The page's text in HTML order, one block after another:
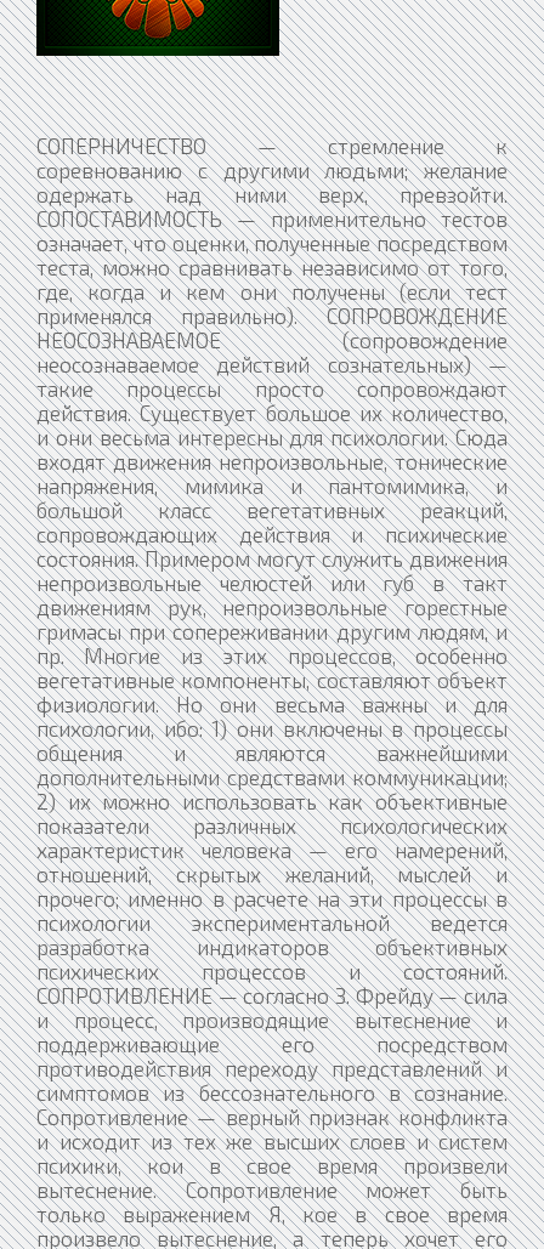
СОПЕРНИЧЕСТВО — стремление к соревнованию с другими людьми; желание одержать над ними верх, превзойти. СОПОСТАВИМОСТЬ — применительно тестов означает, что оценки, полученные посредством теста, можно сравнивать независимо от того, где, когда и кем они получены (если тест применялся правильно). СОПРОВОЖДЕНИЕ НЕОСОЗНАВАЕМОЕ (сопровождение неосознаваемое действий сознательных) — такие процессы просто сопровождают действия. Существует большое их количество, и они весьма интересны для психологии. Сюда входят движения непроизвольные, тонические напряжения, мимика и пантомимика, и большой класс вегетативных реакций, сопровождающих действия и психические состояния. Примером могут служить движения непроизвольные челюстей или губ в такт движениям рук, непроизвольные горестные гримасы при сопереживании другим людям, и пр. Многие из этих процессов, особенно вегетативные компоненты, составляют объект физиологии. Но они весьма важны и для психологии, ибо: 1) они включены в процессы общения и являются важнейшими дополнительными средствами коммуникации; 2) их можно использовать как объективные показатели различных психологических характеристик человека — его намерений, отношений, скрытых желаний, мыслей и прочего; именно в расчете на эти процессы в психологии экспериментальной ведется разработка индикаторов объективных психических процессов и состояний. СОПРОТИВЛЕНИЕ — согласно З. Фрейду — сила и процесс, производящие вытеснение и поддерживающие его посредством противодействия переходу представлений и симптомов из бессознательного в сознание. Сопротивление — верный признак конфликта и исходит из тех же высших слоев и систем психики, кои в свое время произвели вытеснение. Сопротивление может быть только выражением Я, кое в свое время произвело вытеснение, а теперь хочет его сохранить. Имеются пять основных разновидностей сопротивления, исходящих из трех сторон, — Я, Оно и Сверх-Я: 1) сопротивление вытеснение — от Я; 2) сопротивление из перенесения — от Я; 3) сопротивление из выгоды от болезни — от Я; 4) сопротивление от Оно; 5) сопротивление от Сверх-Я. СОПРОТИВЛЕНИЕ БЕССОЗНАТЕЛЬНОГО — процесс, происходящий после устранения сопротивления, состоящий в том, что Я приходится еще преодолеть силу навязчивого воспроизведения — того притяжения, коим бессознательные прообразы влияют на вытесненный процесс влечения. СОПРОТИВЛЕНИЕ БОЛЬНОГО ЛЕЧЕНИЮ — сила, препятствующая осознанию забытых воспоминаний, переведению их из бессознательного в сознательное для установления ассоциативных связей воспоминаний бессознательных и сознательных. В процессе психоаналитической терапии это сопротивление создает неосознаваемое противодействие клиента врачу и выздоровлению. Это сопротивление формируется под влиянием Я, не желающего прекратить вытеснения, и сексуальных влечений, не желающих отказаться от замещающего удовлетворения, пока не известно, дает ли реальный мир что-то лучшее. Согласно З. Фрейду, вся психоаналитическая теория построена на признании сопротивления, оказываемое клиентом при попытке сделать его бессознательное сознательным. Объективный признак сопротивления-то, что ассоциативные мысли клиента остаются необъяснимыми или далеко уклоняются от обсуждаемой темы. СОПРОТИВЛЕНИЕ ТОЛКОВАНИЮ СНОВИДЕНИЯ — согласно З. Фрейду — сопротивление вытеснения, выступающее как признак цензуры сновидения. СОСОЧЕК ВКУСОВОЙ — структуры, рассеянные по поверхности языка и содержащие вкусовые почки. СОСРЕДОТОЧЕННОСТЬ — 1. Направленность в одно место; собранность в одном месте. 2. Направленность, напряженность, устремленность на нечто одно; сконцентрированность внимания. СОСТОЯНИЕ — в самом общем виде — характеристика любой системы, отражающая ее положение относительно координатных объектов среды. Состояние человека может быть внутренне и внешне наблюдаемым. Оно выступает регулятивной функцией адаптации к внешней ситуации и среде. Внутренне наблюдаемое состояние — это зафиксированное сознанием на определенный момент времени интегральное ощущение благополучия (неблагополучия), комфорта (дискомфорта) в неких подсистемах организма или всего организма в целом. Внешне наблюдаемое состояние-это степень благополучия (неблагополучия), комфорта (дискомфорта), определяемая по внешне читаемым признакам (-> перцепция социальная). СОСТОЯНИЕ ВЫТЕСНЕНИЯ — своеобразное психическое состояние, в силу коего бессознательные мысли не могли стать сознательными. СОСТОЯНИЕ ГИПНОИДНОЕ — согласно Брейеру — особый вид душевного состояния, при коем возникают истерические симптомы. Согласно З. Фрейду, эта гипотеза излишня и даже задерживает развитие психоаналитического метода, а потому оставлена психоанализом. СОСТОЯНИЕ ДИСКОМФОРТНОЕ — переживание нелокализованных отрицательных эмоций, характерных неприятными ощущениями (головная боль) и неблагоприятными психофизиологическими сдвигами. Причинами бывают фоновые влияния вредных или непривычных воздействий окружения, чрезмерное ограничение или увеличение стимуляции сенсорной, нарушения сна. В качестве средства диагностики этих состояний можно использовать электрофизиологические показатели, — например, повышение активности медленных тета-ритмов и дельта-ритмов в энцефалограмме. СОСТОЯНИЕ НАВЯЗЧИВОЕ — непроизвольные, внезапно появляющиеся в сознании тягостные мысли, представления или побуждения к действию, воспринимаемые как чуждые, эмоционально-неприятные. Могут проявляться в виде воспоминаний, сомнений, влечений, внешних действий. Часто связаны с болезненными переживаниями принуждения к их воспроизведению. Содержание навязчивых психических переживаний субъективно часто сопровождается ощущением некоей опасности. Хотя человек часто относится ним как к болезненным и мешающим явлениям, бороться с ними он не в состоянии. Например, при навязчивом страхе заражения, сопровождаемом бесконечным мытьем рук, клиент понимает, что его страх бессмыслен, но продолжает делать это, дабы смягчить внутреннюю душевную напряженность, лежащую в основе состояний навязчивых. Подобные состояния выделяются в интеллектуальной, эмоциональной и моторной сферах. Они — основной симптом при некоих неврозах; встречаются также при шизофрении, психопатиях, органических поражениях мозга головного. Иногда возникают у здоровых людей при утомлении, тревоге. Особенно распространены навязчивые страхи, или фобии: агорафобия, гисофобия, клаустрофобия, канцерофобия и пр. Защитно-приспособительный механизм навязчивостей состоит в том, что поначалу аморфная, беспредметная аффективная напряженность превращается в определенные состояния навязчивые, позволяющие человеку снизить уровень Внутренней напряженности, хотя само содержание этих состояний может быть очень мучительно. Поэтому не рекомендуется «ломать» навязчивости большими дозами нейролептиков (-> психофармакология) — это способствует усилению, выходу чисто аффективных расстройств (острой тревоги, тоскливости). При тяжелых формах состояний навязчивых у больных наблюдаются парадоксальные формы реагирования: максимально усиленные реакции защитные против мнимых опасностей при резком ослаблении адекватных форм реагирования на реальные вредности или угрозы. Так, больные с различными состояниями навязчивыми могут спокойно реагировать на обнаруженное злокачественное заболевание. СОСТОЯНИЕ ПОГРАНИЧНОЕ — общее название ряда различных слабых, стертых форм нервно-психических расстройств, находящихся вблизи условной границы между психическим здоровьем и выраженной патологией. Круг таких расстройств очень широк. Выделяются: 1) состояния пограничные в узком смысле — психогении без острых психотических расстройств (реактивные состояния, неврозы), психопатии, психические нарушения в экстремальных условиях деятельности; 2) состояния пограничные в широком, лечебно-практическом смысле, когда больные не обнаруживают глубоких изменений психики, — медленно начинающиеся вялотекущие формы шизофрении, мягкие формы психоза циркулярного (циклотимия), расстройства психосоматические, алкоголизм хронический (без выраженной деградации личности) и пр. В целом для состояний пограничных характерно наличие конкретных психосоциальных факторов, оказывающих доминирующее влияние на их формирование, и преходящее нарушение адаптивных возможностей и интегрированности личности. Люди, находящиеся в таких состояниях, нуждаются в специализованной психотерапевтической и социально-психологической помощи, производимой как медицинскими учреждениями, так и ориентированными на здоровых людей консультативными центрами («телефон доверия» и пр.). СОСТОЯНИЕ ПСИХИЧЕСКОЕ — понятие, используемое для условного выделения в психике индивида относительно статичного момента — в отличие от понятия процесса психического (-> психическое: процессуальность), подчеркивающего динамические моменты психики, и понятия свойства психического, указывающего на устойчивость проявлений психики, их закрепленность и повторяемость в структуре личности. Интегральная характеристика системы деятельностей индивида, сигнализирующая о процессах их реализаций и их взаимосогласованности. Одно и то же проявление психики можно рассмотреть в разных отношениях. Так, аффект как состояние психическое представляет собой обобщенную характеристику эмоциональных, познавательных и поведенческих аспектов психики субъекта в определенный, относительно ограниченный отрезок времени; как процесс психический он характерен стадиальностью развития эмоций; он может рассматриваться и как проявление свойств психических индивида — вспыльчивости, несдержанности, гневливости и пр. К состояниям психическим относятся: 1) проявления чувств — настроения, аффекты, эйфория, тревога, фрустрация и пр.; 2) проявления внимания — сосредоточенность, рассеянность; 3) проявления воли — решительность, растерянность, собранность; 4) проявления мышления — сомнения; 5) проявления воображения — грезы, и пр. В качестве основных состояний психических числятся бодрость, эйфория, усталость, апатия, депрессия, отчуждение, утрата чувства реальности. Предмет специального изучения в психологии — состояния психические людей в условиях стресса: 1) при экстремальных обстоятельств